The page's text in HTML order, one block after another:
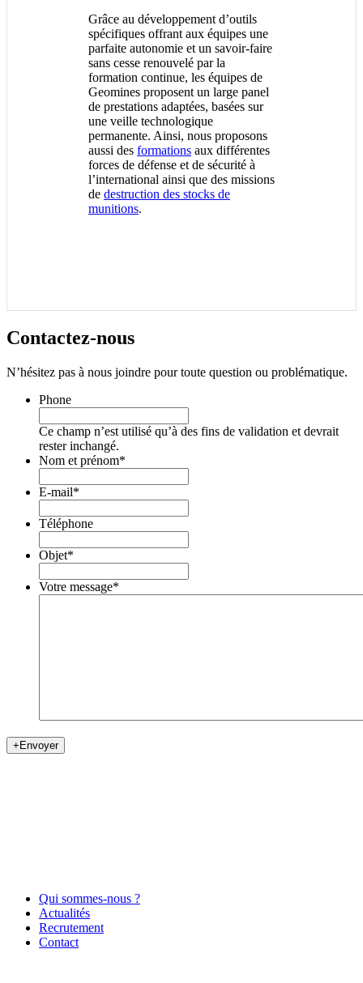
Grâce au développement d’outils
spécifiques offrant aux équipes une
parfaite autonomie et un savoir-faire
sans cesse renouvelé par la
formation continue, les équipes de
Geomines proposent un large panel
de prestations adaptées, basées sur
une veille technologique
permanente. Ainsi, nous proposons
aussi des formations aux différentes
forces de défense et de sécurité à
l’international ainsi que des missions
de destruction des stocks de
munitions.
Contactez-nous
N’hésitez pas à nous joindre pour toute question ou problématique.
Phone
Ce champ n’est utilisé qu’à des fins de validation et devrait
rester inchangé.
Nom et prénom*
E-mail*
Téléphone
Objet*
Votre message*
+ Envoyer
Qui sommes-nous ?
Actualités
Recrutement
Contact